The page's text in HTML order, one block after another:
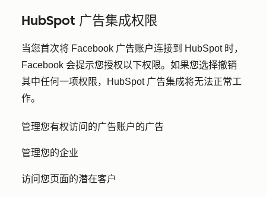
HubSpot 广告集成权限
当您首次将 Facebook 广告账户连接到 HubSpot 时，
Facebook 会提示您授权以下权限。如果您选择撤销
其中任何一项权限，HubSpot 广告集成将无法正常工
作。
管理您有权访问的广告账户的广告
管理您的企业
访问您页面的潜在客户